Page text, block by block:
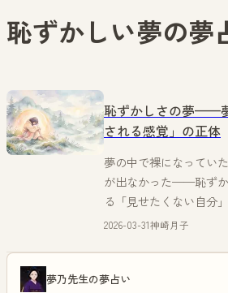
恥ずかしい夢の夢
恥ずかしさの夢——
される感覚」の正体
夢の中で裸になってい
が出なかった——恥ず
る「見せたくない自分
月子が恥の夢の感覚を言
2026-03-31神崎月子
夢乃先生の夢占い